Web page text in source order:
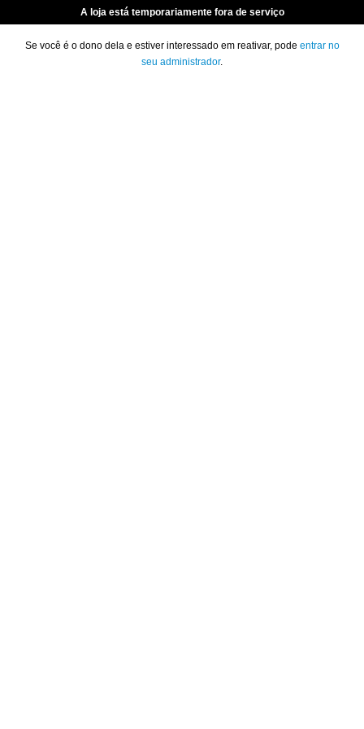
A loja está temporariamente fora de serviço
Se você é o dono dela e estiver interessado em reativar, pode entrar no
seu administrador.